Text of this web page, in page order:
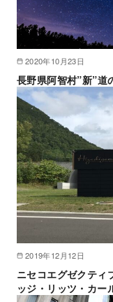
2020年10月23日
長野県阿智村”新”道
2019年12月12日
ニセコエグゼクティ
ッジ・リッツ・カー